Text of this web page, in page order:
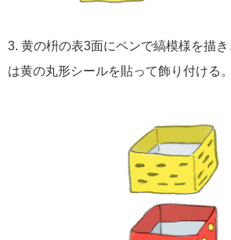
3. 黄の枡の表3面にペンで縞模様を描
は黄の丸形シールを貼って飾り付ける。